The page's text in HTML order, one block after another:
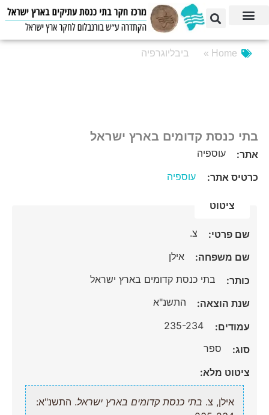
Home » ביבליוגרפיה
בתי כנסת קדומים בארץ ישראל
אתר: עוספיה
כרטיס אתר: עוספיה
ציטוט
שם פרטי: צ.
שם משפחה: אילן
כותר: בתי כנסת קדומים בארץ ישראל
שנת הוצאה: התשנ"א
עמודים: 235-234
סוג: ספר
ציטוט מלא:
אילן, צ. בתי כנסת קדומים בארץ ישראל. התשנ"א: